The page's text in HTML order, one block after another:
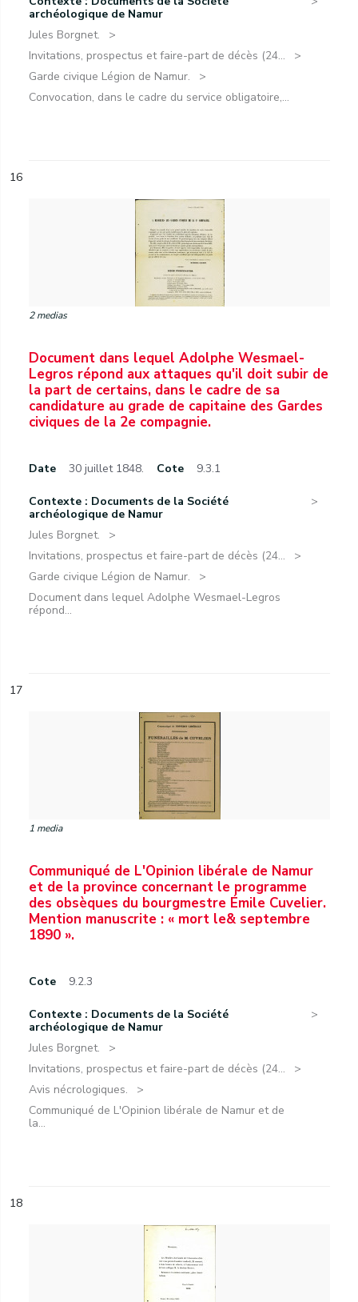
archéologique de Namur
Jules Borgnet.
Invitations, prospectus et faire-part de décès (24...
Garde civique Légion de Namur.
Convocation, dans le cadre du service obligatoire,...
16
2 medias
Document dans lequel Adolphe Wesmael-
Legros répond aux attaques qu'il doit subir de
la part de certains, dans le cadre de sa
candidature au grade de capitaine des Gardes
civiques de la 2e compagnie.
Date 30 juillet 1848. Cote 9.3.1
Contexte : Documents de la Société
archéologique de Namur
Jules Borgnet.
Invitations, prospectus et faire-part de décès (24...
Garde civique Légion de Namur.
Document dans lequel Adolphe Wesmael-Legros
répond...
17
1 media
Communiqué de L'Opinion libérale de Namur
et de la province concernant le programme
des obsèques du bourgmestre Émile Cuvelier.
Mention manuscrite : « mort le& septembre
1890 ».
Cote 9.2.3
Contexte : Documents de la Société
archéologique de Namur
Jules Borgnet.
Invitations, prospectus et faire-part de décès (24...
Avis nécrologiques.
Communiqué de L'Opinion libérale de Namur et de
la...
18